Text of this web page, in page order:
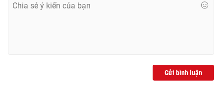
Gửi bình luận